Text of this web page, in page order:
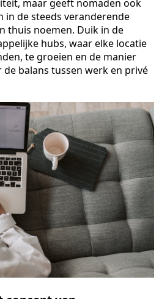
maar geeft nomaden ook
in de steeds veranderende
thuis noemen. Duik in de
hubs, waar elke locatie
te groeien en de manier
balans tussen werk en privé